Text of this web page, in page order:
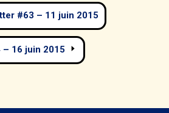
#63 – 11 juin 2015
16 juin 2015